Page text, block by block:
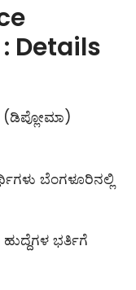
Details
ಬೆಂಗಳೂರಿನಲ್ಲಿ
ಭರ್ತಿಗೆ